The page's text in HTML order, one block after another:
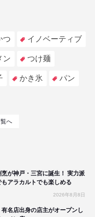
つ イノベーティブ
ン つけ麺
かき氷 パン
へ
が神戸・三宮に誕生！ 実力派
アラカルトでも楽しめる
2026年8月8日
有名店出身の店主がオープンし